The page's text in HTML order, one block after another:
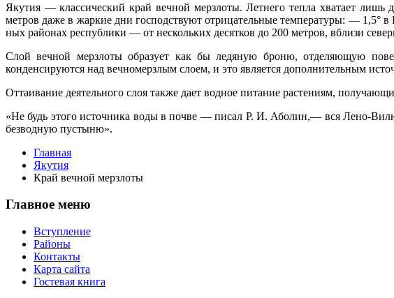
Якутия — классический край вечной мерзлоты. Летнего тепла хватает
метров даже в жаркие дни господствуют отрицательные температу­ры: —
ных районах республики — от нескольких десятков до 200 метров, вблизи
Слой вечной мерзлоты образует как бы ледяную броню, отделяющую
конденсируются над вечномерзлым слоем, и это является допол­нительным
Оттаивание деятельного слоя также дает водное питание растениям,
«Не будь этого источника воды в поч­ве — писал Р. И. Аболин,— вся Лено-
безвод­ную пустыню».
Главная
Якутия
Край вечной мерзлоты
Главное меню
Вступление
Районы
Контакты
Карта сайта
Гостевая книга